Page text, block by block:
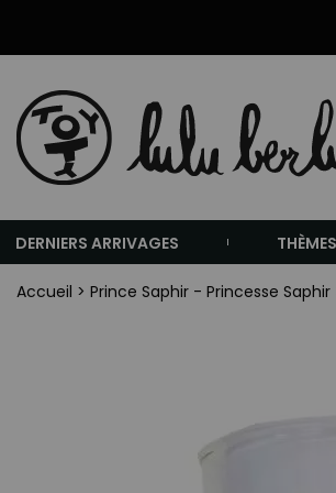
DERNIERS ARRIVAGES
Accueil > Prince Saphir - Princesse Saphir